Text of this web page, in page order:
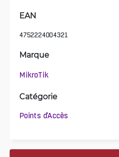
EAN
4752224004321
Marque
MikroTik
Catégorie
Points d'Accès